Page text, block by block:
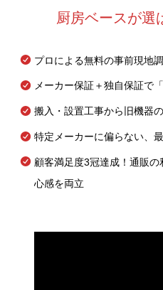
厨房ベースが選
プロによる無料の事前現地
メーカー保証＋独自保証で
搬入・設置工事から旧機器
特定メーカーに偏らない、
顧客満足度3冠達成！通販
心感を両立